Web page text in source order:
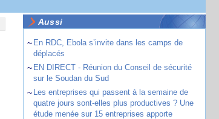
Aussi
~ En RDC, Ebola s’invite dans les camps de
déplacés
~ EN DIRECT - Réunion du Conseil de sécurité
sur le Soudan du Sud
~ Les entreprises qui passent à la semaine de
quatre jours sont-elles plus productives ? Une
étude menée sur 15 entreprises apporte